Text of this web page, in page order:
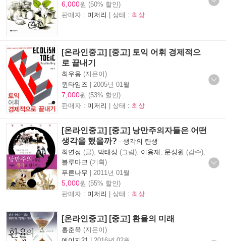
6,000원 (50% 할인)
판매자 : 미저리 | 상태 : 최상
[온라인중고] [중고] 토익 어휘 경제적으
로 끝내기
최우용 (지은이)
윈타임즈 | 2005년 01월
7,000원 (53% 할인)
판매자 : 미저리 | 상태 : 최상
[온라인중고] [중고] 낭만주의자들은 어떤
생각을 했을까? - 생각의 탄생
최연정 (글), 박태성 (그림), 이용재 문성원 (감수),
블루마크 (기획)
푸른나무 | 2011년 01월
5,000원 (55% 할인)
판매자 : 미저리 | 상태 : 최상
[온라인중고] [중고] 환율의 미래
홍춘욱 (지은이)